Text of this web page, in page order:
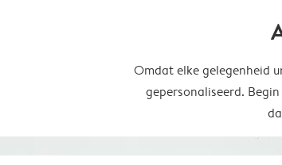
Omdat elke gelegenheid
gepersonaliseerd.